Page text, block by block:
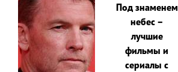
Под знаменем
небес –
лучшие
фильмы и
сериалы с